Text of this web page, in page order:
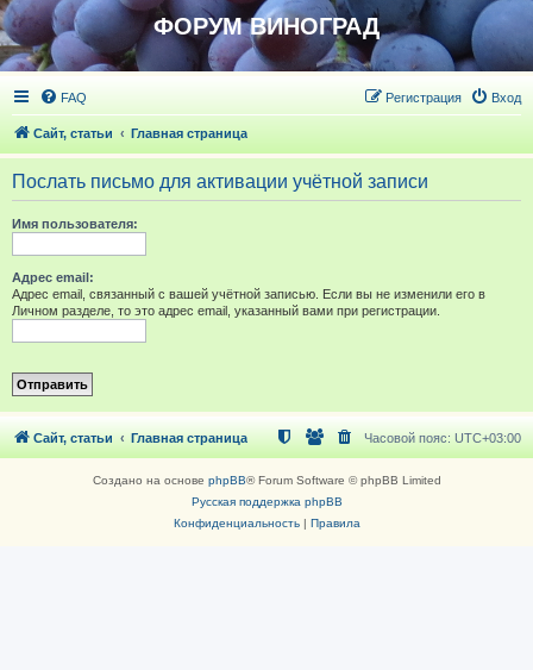
ФОРУМ ВИНОГРАД
FAQ Вход
Регистрация
Сайт, статьи Главная страница
Послать письмо для активации учётной записи
Имя пользователя:
Адрес email:
Адрес email, связанный с вашей учётной записью. Если вы не изменили его в
Личном разделе, то это адрес email, указанный вами при регистрации.
Сайт, статьи Главная страница Часовой пояс: UTC+03:00
Создано на основе phpBB® Forum Software © phpBB Limited
Русская поддержка phpBB
Конфиденциальность| Правила